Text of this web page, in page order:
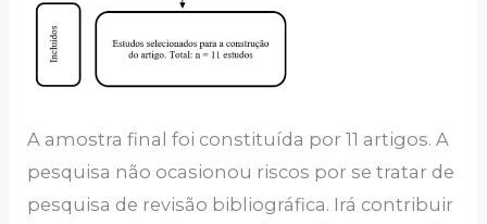
A amostra final foi constituída por 11 artigos. A
pesquisa não ocasionou riscos por se tratar de
pesquisa de revisão bibliográfica. Irá contribuir